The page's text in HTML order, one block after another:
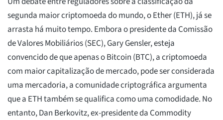
segunda maior criptomoeda do mundo, o Ether (ETH), já se
arrasta há muito tempo. Embora o presidente da Comissão
de Valores Mobiliários (SEC), Gary Gensler, esteja
convencido de que apenas o Bitcoin (BTC), a criptomoeda
com maior capitalização de mercado, pode ser considerada
uma mercadoria, a comunidade criptográfica argumenta
que a ETH também se qualifica como uma comodidade. No
entanto, Dan Berkovitz, ex-presidente da Commodity